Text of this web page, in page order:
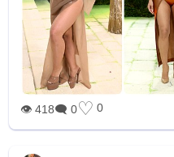
👁 418🗨 0♡ 0